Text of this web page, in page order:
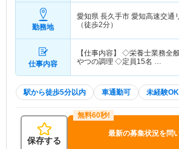
勤務地
愛知県 長久手市 愛知高速交通
（徒歩2分）
仕事内容
【仕事内容】 ◇栄養士業務全
やつの調理 ◇定員15名 …
駅から徒歩5分以内 車通勤可 未経験OK
保存する
最新の募集状況を問